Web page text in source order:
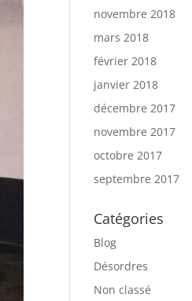
novembre 2018
mars 2018
février 2018
janvier 2018
décembre 2017
novembre 2017
octobre 2017
septembre 2017
Catégories
Blog
Désordres
Non classé